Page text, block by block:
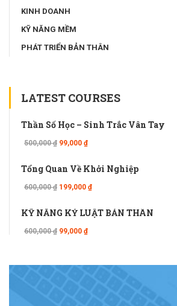
KINH DOANH
KỸ NĂNG MỀM
PHÁT TRIỂN BẢN THÂN
LATEST COURSES
Thần Số Học – Sinh Trắc Vân Tay
500,000 ₫ 99,000 ₫
Tổng Quan Về Khởi Nghiệp
600,000 ₫ 199,000 ₫
KỸ NĂNG KỶ LUẬT BẢN THÂN
600,000 ₫ 99,000 ₫